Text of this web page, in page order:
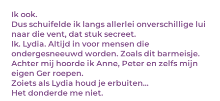
Ik ook.
Dus schuifelde ik langs allerlei onverschillige lui
naar die vent, dat stuk secreet.
Ik. Lydia. Altijd in voor mensen die
ondergesneeuwd worden. Zoals dit barmeisje.
Achter mij hoorde ik Anne, Peter en zelfs mijn
eigen Ger roepen.
Zoiets als Lydia houd je erbuiten…
Het donderde me niet.